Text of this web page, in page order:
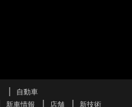
自動車
新車情報 店舗 新技術